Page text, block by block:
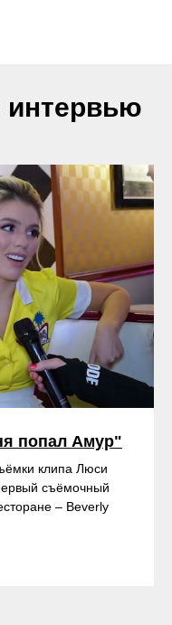
попал Амур"
клипа Люси
съёмочный
– Beverly